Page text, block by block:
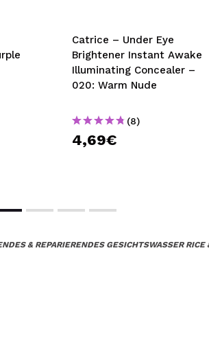
Catrice – Under Eye
Brightener Instant Awake
Illuminating Concealer –
020: Warm Nude
(8)
4,69€
& REPARIERENDES GESICHTSWASSER RICE